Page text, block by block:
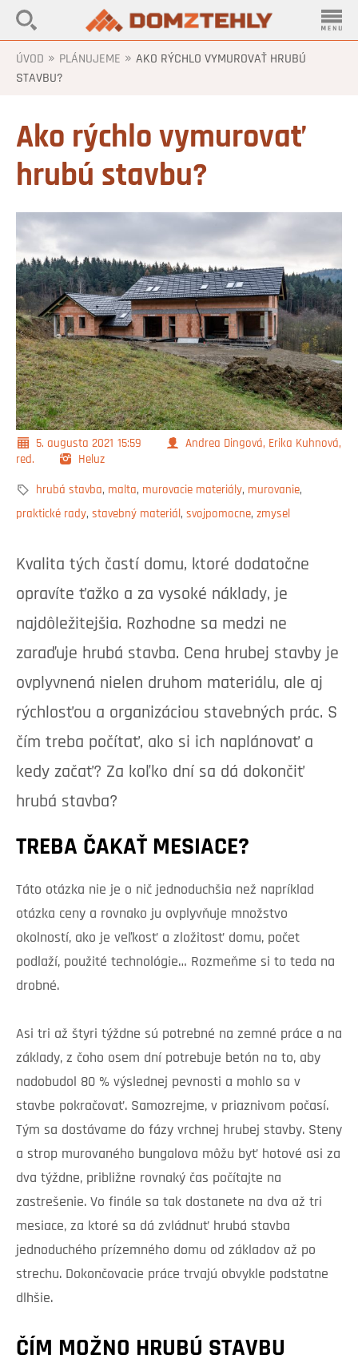
ÚVOD » PLÁNUJEME » AKO RÝCHLO VYMUROVAŤ HRUBÚ
STAVBU?
Ako rýchlo vymurovať
hrubú stavbu?
5. augusta 2021 15:59
Andrea Dingová, Erika Kuhnová,
red.
Heluz
hrubá stavba, malta, murovacie materiály, murovanie,
praktické rady, stavebný materiál, svojpomocne, zmysel
Kvalita tých častí domu, ktoré dodatočne
opravíte ťažko a za vysoké náklady, je
najdôležitejšia. Rozhodne sa medzi ne
zaraďuje hrubá stavba. Cena hrubej stavby je
ovplyvnená nielen druhom materiálu, ale aj
rýchlosťou a organizáciou stavebných prác. S
čím treba počítať, ako si ich naplánovať a
kedy začať? Za koľko dní sa dá dokončiť
hrubá stavba?
TREBA ČAKAŤ MESIACE?
Táto otázka nie je o nič jednoduchšia než napríklad
otázka ceny a rovnako ju ovplyvňuje množstvo
okolností, ako je veľkosť a zložitosť domu, počet
podlaží, použité technológie… Rozmeňme si to teda na
drobné.
Asi tri až štyri týždne sú potrebné na zemné práce a na
základy, z čoho osem dní potrebuje betón na to, aby
nadobudol 80 % výslednej pevnosti a mohlo sa v
stavbe pokračovať. Samozrejme, v priaznivom počasí.
Tým sa dostávame do fázy vrchnej hrubej stavby. Steny
a strop murovaného bungalova môžu byť hotové asi za
dva týždne, približne rovnaký čas počítajte na
zastrešenie. Vo finále sa tak dostanete na dva až tri
mesiace, za ktoré sa dá zvládnuť hrubá stavba
jednoduchého prízemného domu od základov až po
strechu. Dokončovacie práce trvajú obvykle podstatne
dlhšie.
ČÍM MOŽNO HRUBÚ STAVBU